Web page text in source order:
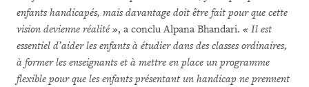
enfants handicapés, mais davantage doit être fait pour que cette
vision devienne réalité », a conclu Alpana Bhandari. « Il est
essentiel d’aider les enfants à étudier dans des classes ordinaires,
à former les enseignants et à mettre en place un programme
flexible pour que les enfants présentant un handicap ne prennent